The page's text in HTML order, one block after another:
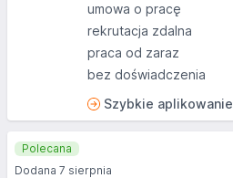
umowa o pracę
rekrutacja zdalna
praca od zaraz
bez doświadczenia
Szybkie aplikowanie
Polecana
Dodana 7 sierpnia